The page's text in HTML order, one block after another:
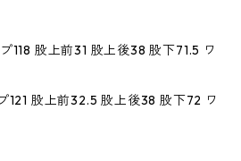
118 股上前31 股上後38 股下71.5 ワ
121 股上前32.5 股上後38 股下72 ワ